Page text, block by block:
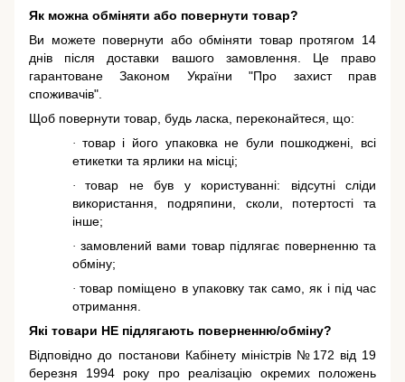
Як можна обміняти або повернути товар?
Ви можете повернути або обміняти товар протягом 14
днів після доставки вашого замовлення. Це право
гарантованеЗаконом України "Про захист прав
споживачів".
Щоб повернути товар, будь ласка, переконайтеся, що:
· товар і його упаковка не були пошкоджені, всі
етикетки та ярлики на місці;
·товар не був у користуванні: відсутні сліди
використання, подряпини, сколи, потертості та
інше;
· замовлений вами товар підлягає поверненню та
обміну;
·товар поміщено в упаковку так само, як і під час
отримання.
Які товари НЕ підлягають поверненню/обміну?
Відповідно до постанови Кабінету міністрів №172 від 19
березня 1994 року про реалізацію окремих положень